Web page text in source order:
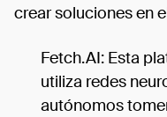
crear soluciones en
Fetch.AI: Esta
utiliza redes
autónomos